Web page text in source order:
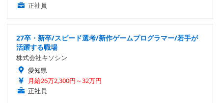
正社員
27卒・新卒/スピード選考/新作ゲームプログラマー/若手が
活躍する職場
株式会社キソシン
愛知県
月給26万2,300円～32万円
正社員